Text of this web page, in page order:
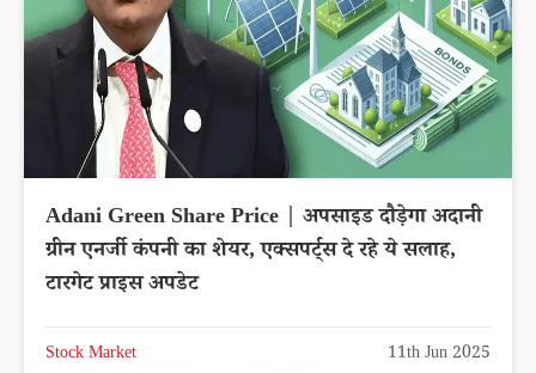
Adani Green Share Price | अपसाइड दौड़ेगा अदानी
ग्रीन एनर्जी कंपनी का शेयर, एक्सपर्ट्स दे रहे ये सलाह,
टारगेट प्राइस अपडेट
Stock Market 11th Jun 2025